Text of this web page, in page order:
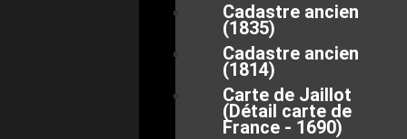
Cadastre ancien
(1835)
Cadastre ancien
(1814)
Carte de Jaillot
(Détail carte de
France - 1690)